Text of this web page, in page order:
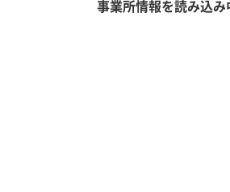
事業所情報を読み込み